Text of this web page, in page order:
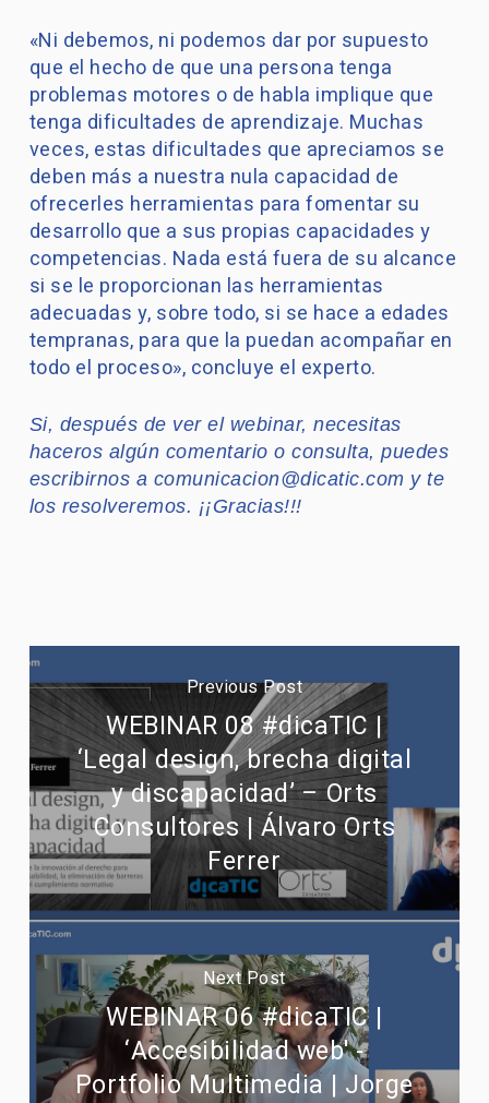
«Ni debemos, ni podemos dar por supuesto
que el hecho de que una persona tenga
problemas motores o de habla implique que
tenga dificultades de aprendizaje. Muchas
veces, estas dificultades que apreciamos se
deben más a nuestra nula capacidad de
ofrecerles herramientas para fomentar su
desarrollo que a sus propias capacidades y
competencias. Nada está fuera de su alcance
si se le proporcionan las herramientas
adecuadas y, sobre todo, si se hace a edades
tempranas, para que la puedan acompañar en
todo el proceso», concluye el experto.
Si, después de ver el webinar, necesitas
haceros algún comentario o consulta, puedes
escribirnos a comunicacion@dicatic.com y te
los resolveremos. ¡¡Gracias!!!
Previous Post
WEBINAR 08 #dicaTIC |
‘Legal design, brecha digital
y discapacidad’ – Orts
Consultores | Álvaro Orts
Ferrer
Next Post
WEBINAR 06 #dicaTIC |
‘Accesibilidad web' -
Portfolio Multimedia | Jorge